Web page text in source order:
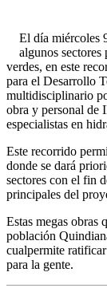
El día miércoles
algunos
verdes, en este
para el Desarrollo
multidisciplinario
obra y personal de
especialistas en
Este recorrido
donde se dará
sectores con el fin
principales del
Estas megas obras
población
cualpermite
para la gente.